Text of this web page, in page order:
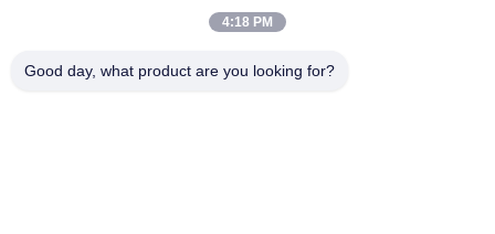
liuxz@wyatm.com
4:18 PM
Good day, what product are you looking for?